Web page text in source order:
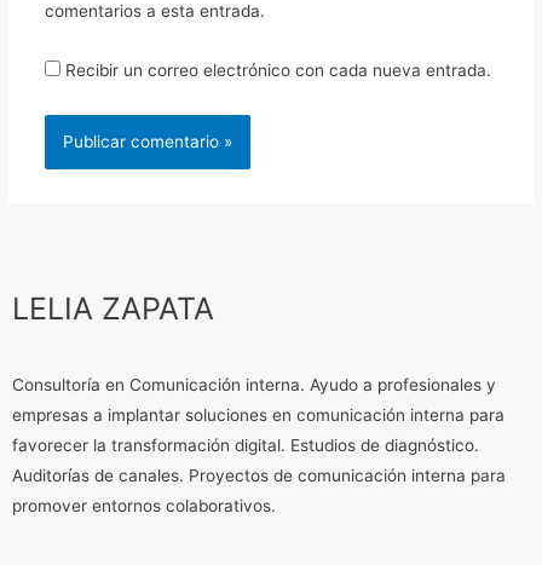
comentarios a esta entrada.
Recibir un correo electrónico con cada nueva entrada.
LELIA ZAPATA
Consultoría en Comunicación interna. Ayudo a profesionales y
empresas a implantar soluciones en comunicación interna para
favorecer la transformación digital. Estudios de diagnóstico.
Auditorías de canales. Proyectos de comunicación interna para
promover entornos colaborativos.